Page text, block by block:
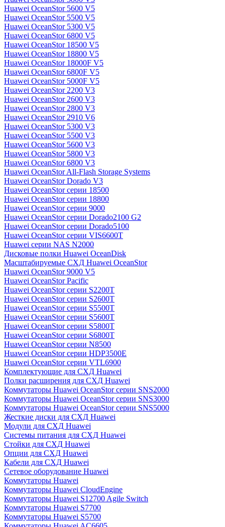
Huawei OceanStor 5600 V5
Huawei OceanStor 5500 V5
Huawei OceanStor 5300 V5
Huawei OceanStor 6800 V5
Huawei OceanStor 18500 V5
Huawei OceanStor 18800 V5
Huawei OceanStor 18000F V5
Huawei OceanStor 6800F V5
Huawei OceanStor 5000F V5
Huawei OceanStor 2200 V3
Huawei OceanStor 2600 V3
Huawei OceanStor 2800 V3
Huawei OceanStor 2910 V6
Huawei OceanStor 5300 V3
Huawei OceanStor 5500 V3
Huawei OceanStor 5600 V3
Huawei OceanStor 5800 V3
Huawei OceanStor 6800 V3
Huawei OceanStor All-Flash Storage Systems
Huawei OceanStor Dorado V3
Huawei OceanStor серии 18500
Huawei OceanStor серии 18800
Huawei OceanStor серии 9000
Huawei OceanStor серии Dorado2100 G2
Huawei OceanStor серии Dorado5100
Huawei OceanStor серии VIS6600T
Huawei серии NAS N2000
Дисковые полки Huawei OceanDisk
Масштабируемые СХД Huawei OceanStor
Huawei OceanStor 9000 V5
Huawei OceanStor Pacific
Huawei OceanStor серии S2200T
Huawei OceanStor серии S2600T
Huawei OceanStor серии S5500T
Huawei OceanStor серии S5600T
Huawei OceanStor серии S5800T
Huawei OceanStor серии S6800T
Huawei OceanStor серии N8500
Huawei OceanStor серии HDP3500E
Huawei OceanStor серии VTL6900
Комплектующие для СХД Huawei
Полки расширения для СХД Huawei
Коммутаторы Huawei OceanStor серии SNS2000
Коммутаторы Huawei OceanStor серии SNS3000
Коммутаторы Huawei OceanStor серии SNS5000
Жесткие диски для СХД Huawei
Модули для СХД Huawei
Системы питания для СХД Huawei
Стойки для СХД Huawei
Опции для СХД Huawei
Кабели для СХД Huawei
Сетевое оборудование Huawei
Коммутаторы Huawei
Коммутаторы Huawei CloudEngine
Коммутаторы Huawei S12700 Agile Switch
Коммутаторы Huawei S7700
Коммутаторы Huawei S5700